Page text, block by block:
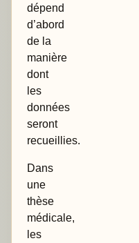
dépend
d’abord
de la
manière
dont
les
données
seront
recueillies.
Dans
une
thèse
médicale,
les